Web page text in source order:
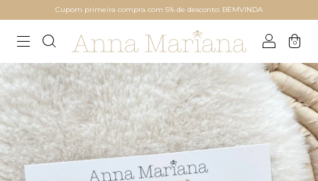
Cupom primeira compra com 5% de desconto: BEMVINDA
0